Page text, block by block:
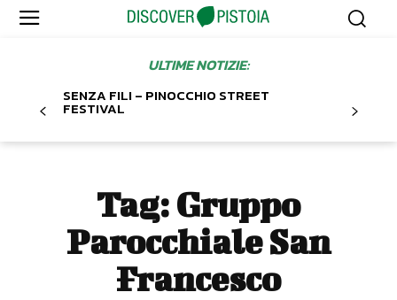
ULTIME NOTIZIE:
SENZA FILI – PINOCCHIO STREET
FESTIVAL
Tag: Gruppo
Parocchiale San
Francesco